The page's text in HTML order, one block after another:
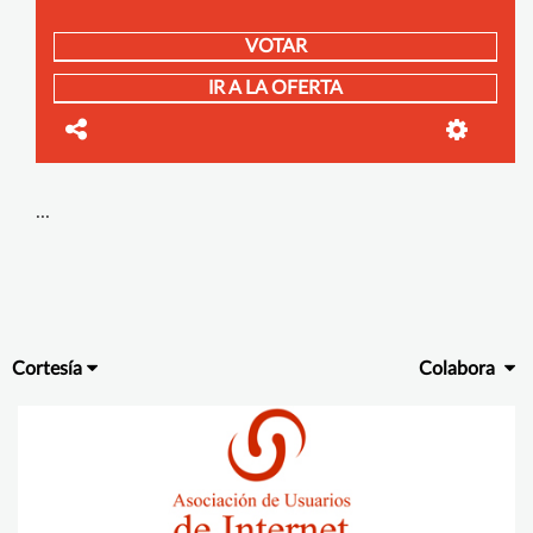
VOTAR
IR A LA OFERTA
...
Cortesía Colabora